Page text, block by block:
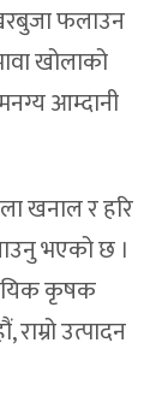
फलाउन
खोलाको
आम्दानी
खनाल र हरि
भएको छ ।
कृषक
उत्पादन